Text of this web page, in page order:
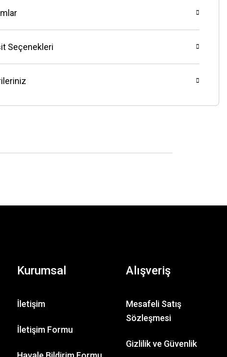
Seçenekleri
4.860,30 TL
Kurumsal
İletişim
İletişim Formu
Alışveriş
Mesafeli Satış
Sözleşmesi
Gizlilik ve Güvenlik